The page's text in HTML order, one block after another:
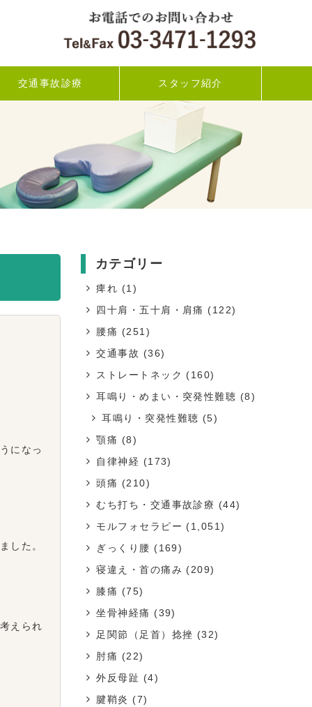
交通事故診療 スタッフ紹介
になっ
した。
えられ
カテゴリー
痺れ (1)
四十肩・五十肩・肩痛 (122)
腰痛 (251)
交通事故 (36)
ストレートネック (160)
耳鳴り・めまい・突発性難聴 (8)
耳鳴り・突発性難聴 (5)
顎痛 (8)
自律神経 (173)
頭痛 (210)
むち打ち・交通事故診療 (44)
モルフォセラピー (1,051)
ぎっくり腰 (169)
寝違え・首の痛み (209)
膝痛 (75)
坐骨神経痛 (39)
足関節（足首）捻挫 (32)
肘痛 (22)
外反母趾 (4)
腱鞘炎 (7)